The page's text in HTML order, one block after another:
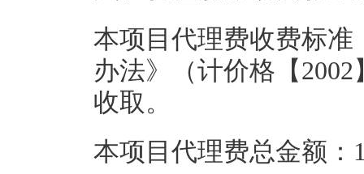
本项目代理费收费标
办法》（计价格【
收取。
本项目代理费总金额：